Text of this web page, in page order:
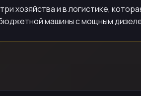
хозяйства и в логистике,
машины с мощным